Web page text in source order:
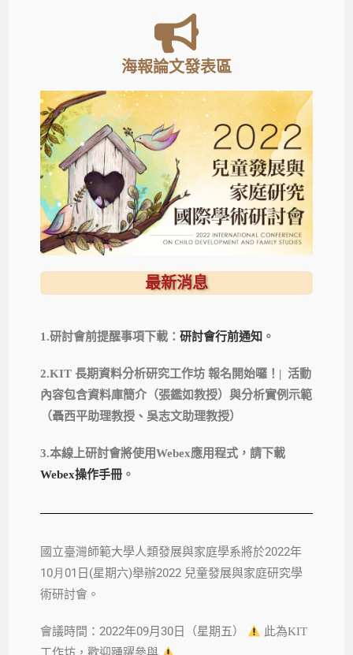
海報論文發表區
最新消息
1.研討會前提醒事項下載：研討會行前通知 。
2.KIT 長期資料分析研究工作坊 報名開始囉！| 活動
內容包含資料庫簡介（張鑑如教授）與分析實例示範
（聶西平助理教授、吳志文助理教授）
3.本線上研討會將使用Webex應用程式，請下載
Webex操作手冊 。
國立臺灣師範大學人類發展與家庭學系將於2022年
10月01 日 (星期六)舉辦2022 兒童發展與家庭研究學
術研討會。
會議時間：2022年09月30日（星期五）
此為KIT